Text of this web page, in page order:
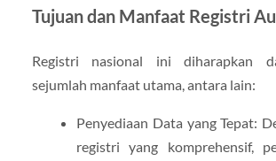
Tujuan dan Manfaat Registri
Registri nasional ini diharapkan
sejumlah manfaat utama, antara lain:
Penyediaan Data yang Tepat:
registri yang komprehensif,